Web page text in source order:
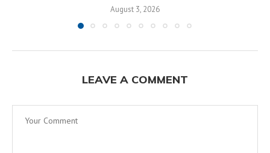
August 3, 2026
LEAVE A COMMENT